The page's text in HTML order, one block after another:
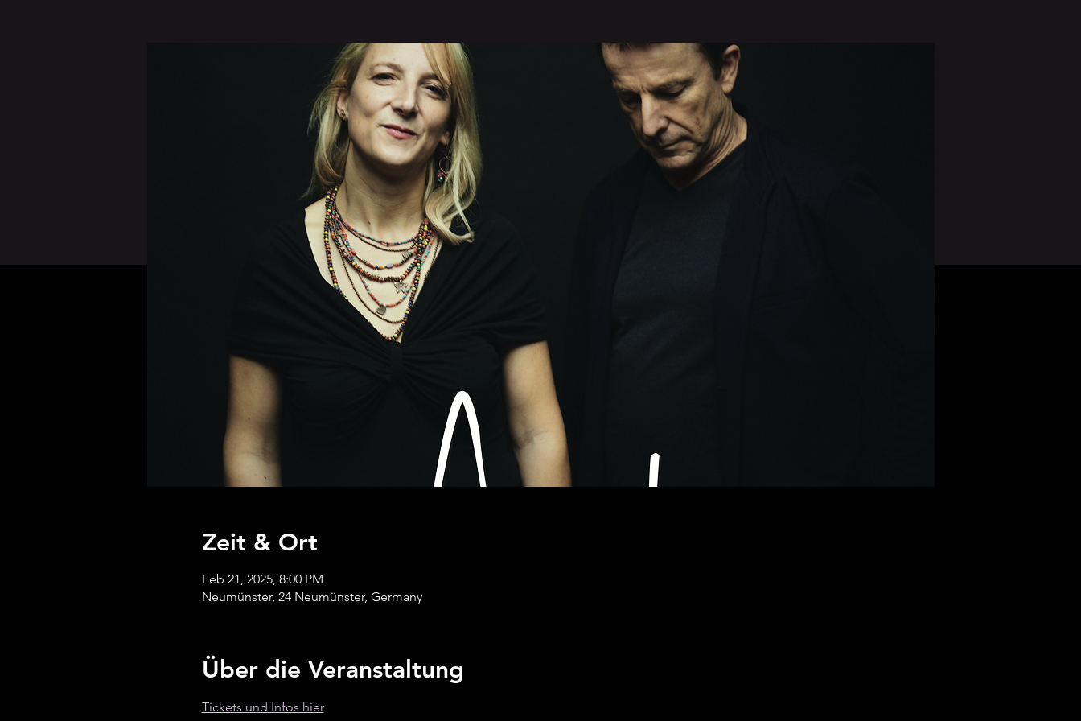
Zeit & Ort
Feb 21, 2025, 8:00 PM
Neumünster, 24 Neumünster, Germany
Über die Veranstaltung
Tickets und Infos hier